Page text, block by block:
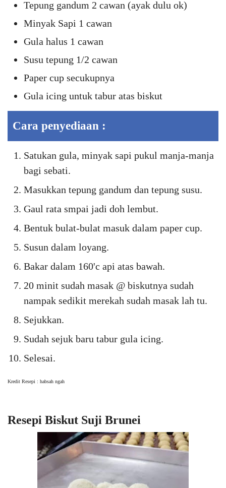
Tepung gandum 2 cawan (ayak dulu ok)
Minyak Sapi 1 cawan
Gula halus 1 cawan
Susu tepung 1/2 cawan
Paper cup secukupnya
Gula icing untuk tabur atas biskut
Cara penyediaan :
Satukan gula, minyak sapi pukul manja-manja
bagi sebati.
Masukkan tepung gandum dan tepung susu.
Gaul rata smpai jadi doh lembut.
Bentuk bulat-bulat masuk dalam paper cup.
Susun dalam loyang.
Bakar dalam 160'c api atas bawah.
20 minit sudah masak @ biskutnya sudah
nampak sedikit merekah sudah masak lah tu.
Sejukkan.
Sudah sejuk baru tabur gula icing.
Selesai.
Kredit Resepi : habsah ngah
Resepi Biskut Suji Brunei